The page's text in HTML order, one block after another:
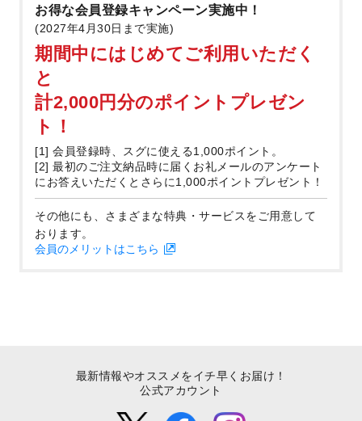
お得な会員登録キャンペーン実施中！
(2027年4月30日まで実施)
期間中にはじめてご利用いただく
と
計2,000円分のポイントプレゼン
ト！
[1] 会員登録時、スグに使える1,000ポイント。
[2] 最初のご注文納品時に届くお礼メールのアンケート
にお答えいただくとさらに1,000ポイントプレゼント！
その他にも、さまざまな特典・サービスをご用意して
おります。
会員のメリットはこちら
最新情報やオススメをイチ早くお届け！
公式アカウント